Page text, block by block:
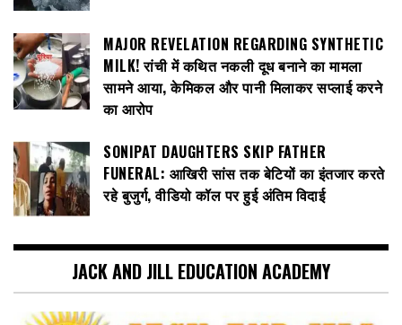
MAJOR REVELATION REGARDING SYNTHETIC
MILK! रांची में कथित नकली दूध बनाने का मामला
सामने आया, केमिकल और पानी मिलाकर सप्लाई करने
का आरोप
SONIPAT DAUGHTERS SKIP FATHER
FUNERAL: आखिरी सांस तक बेटियों का इंतजार करते
रहे बुजुर्ग, वीडियो कॉल पर हुई अंतिम विदाई
JACK AND JILL EDUCATION ACADEMY